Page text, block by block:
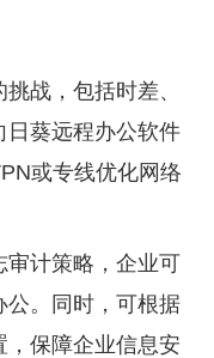
战，包括时差、
日葵远程办公软件
或专线优化网络
审计策略，企业可
公。同时，可根据
，保障企业信息安